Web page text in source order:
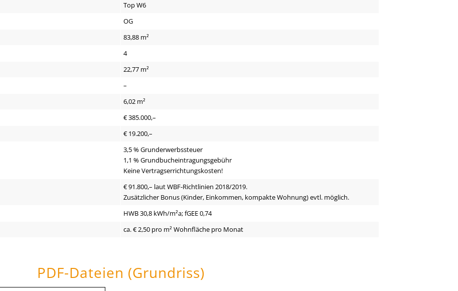
Top W6
OG
83,88 m²
4
22,77 m²
–
6,02 m²
€ 385.000,–
€ 19.200,–
3,5 % Grunderwerbssteuer
1,1 % Grundbucheintragungsgebühr
Keine Vertragserrichtungskosten!
€ 91.800,– laut WBF-Richtlinien 2018/2019.
Zusätzlicher Bonus (Kinder, Einkommen, kompakte Wohnung) evtl. möglich.
HWB 30,8 kWh/m²a; fGEE 0,74
ca. € 2,50 pro m² Wohnfläche pro Monat
PDF-Dateien (Grundriss)